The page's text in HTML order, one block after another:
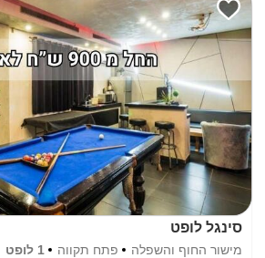
סינגל לופט
מישור החוף והשפלה פתח תקווה 1 לופט